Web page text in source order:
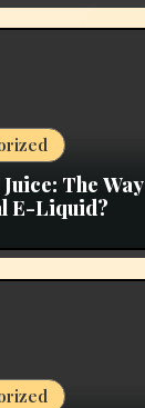
The
E-Liquid?